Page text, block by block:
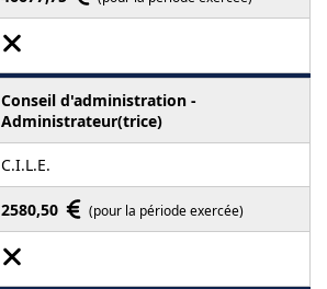
Conseil d'administration -
Administrateur(trice)
C.I.L.E.
2580,50 (pour la période exercée)